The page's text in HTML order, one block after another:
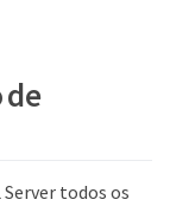
de
Server todos os